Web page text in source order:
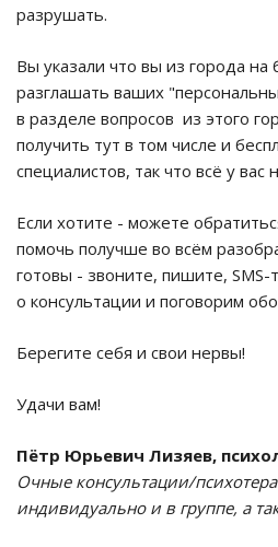
разрушать.
Вы указали что вы из города
разглашать ваших
в разделе вопросов из этого
получить тут в том числе и
специалистов, так что всё у
Если хотите - можете
помочь получше во всём
готовы - звоните, пишите, SMS-
о консультации и поговорим
Берегите себя и свои нервы!
Удачи вам!
Пётр Юрьевич Лизяев,
Очные консультации/
индивидуально и в группе, а